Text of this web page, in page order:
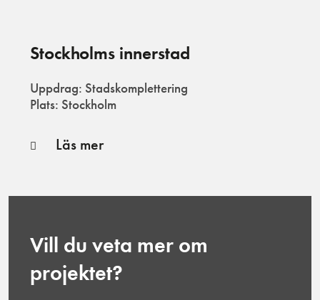
Stockholms innerstad
Uppdrag: Stadskomplettering
Plats: Stockholm
Läs mer
Vill du veta mer om
projektet?